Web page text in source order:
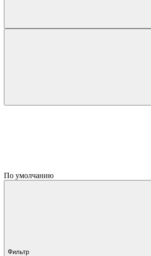
По умолчанию
Фильтр